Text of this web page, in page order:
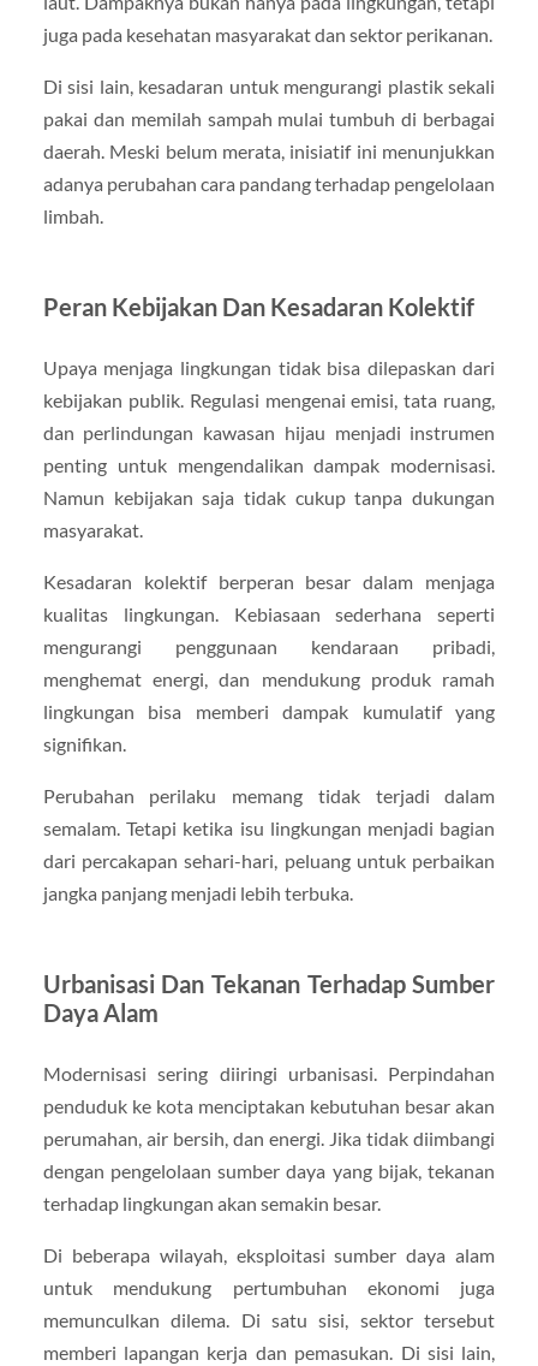
juga pada kesehatan masyarakat dan sektor perikanan.
Di sisi lain, kesadaran untuk mengurangi plastik sekali
pakai dan memilah sampah mulai tumbuh di berbagai
daerah. Meski belum merata, inisiatif ini menunjukkan
adanya perubahan cara pandang terhadap pengelolaan
limbah.
Peran Kebijakan Dan Kesadaran Kolektif
Upaya menjaga lingkungan tidak bisa dilepaskan dari
kebijakan publik. Regulasi mengenai emisi, tata ruang,
dan perlindungan kawasan hijau menjadi instrumen
penting untuk mengendalikan dampak modernisasi.
Namun kebijakan saja tidak cukup tanpa dukungan
masyarakat.
Kesadaran kolektif berperan besar dalam menjaga
kualitas lingkungan. Kebiasaan sederhana seperti
mengurangi penggunaan kendaraan pribadi,
menghemat energi, dan mendukung produk ramah
lingkungan bisa memberi dampak kumulatif yang
signifikan.
Perubahan perilaku memang tidak terjadi dalam
semalam. Tetapi ketika isu lingkungan menjadi bagian
dari percakapan sehari-hari, peluang untuk perbaikan
jangka panjang menjadi lebih terbuka.
Urbanisasi Dan Tekanan Terhadap Sumber
Daya Alam
Modernisasi sering diiringi urbanisasi. Perpindahan
penduduk ke kota menciptakan kebutuhan besar akan
perumahan, air bersih, dan energi. Jika tidak diimbangi
dengan pengelolaan sumber daya yang bijak, tekanan
terhadap lingkungan akan semakin besar.
Di beberapa wilayah, eksploitasi sumber daya alam
untuk mendukung pertumbuhan ekonomi juga
memunculkan dilema. Di satu sisi, sektor tersebut
memberi lapangan kerja dan pemasukan. Di sisi lain,